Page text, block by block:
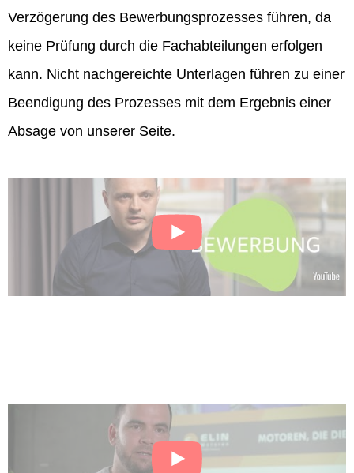
Verzögerung des Bewerbungsprozesses führen, da
keine Prüfung durch die Fachabteilungen erfolgen
kann. Nicht nachgereichte Unterlagen führen zu einer
Beendigung des Prozesses mit dem Ergebnis einer
Absage von unserer Seite.